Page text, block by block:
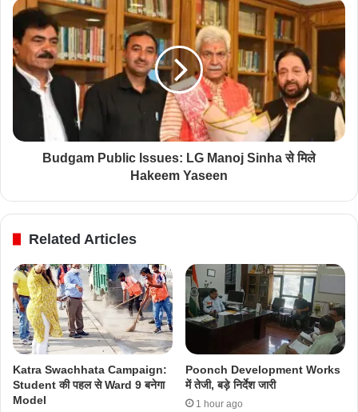
Budgam Public Issues: LG Manoj Sinha से मिले
Hakeem Yaseen
Related Articles
Katra Swachhata Campaign:
Student की पहल से Ward 9 बनेगा
Model
Poonch Development Works
में तेजी, बड़े निर्देश जारी
1 hour ago